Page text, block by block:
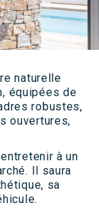
naturelle
équipées de
robustes,
ouvertures,
à un
Il saura
sa